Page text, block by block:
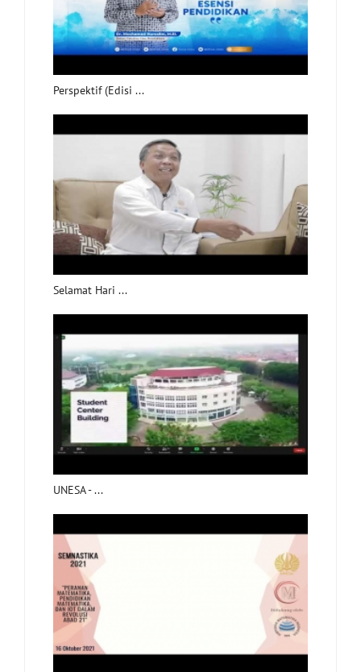
Perspektif (Edisi ...
Selamat Hari ...
UNESA - ...